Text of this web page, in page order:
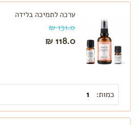
ערכה לתמיכה בלידה
131.0 ₪
118.0 ₪
כמות: